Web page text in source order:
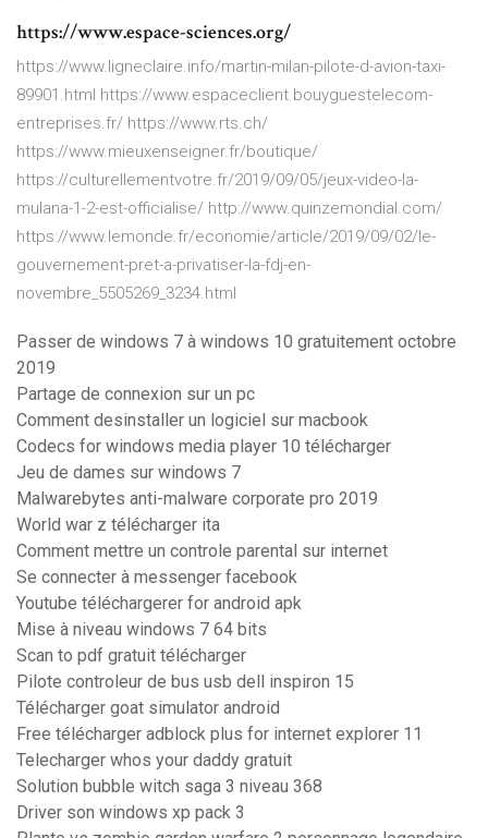
https://www.espace-sciences.org/
https://www.ligneclaire.info/martin-milan-pilote-d-avion-taxi-
89901.html https://www.espaceclient.bouyguestelecom-
entreprises.fr/ https://www.rts.ch/
https://www.mieuxenseigner.fr/boutique/
https://culturellementvotre.fr/2019/09/05/jeux-video-la-
mulana-1-2-est-officialise/ http://www.quinzemondial.com/
https://www.lemonde.fr/economie/article/2019/09/02/le-
gouvernement-pret-a-privatiser-la-fdj-en-
novembre_5505269_3234.html
Passer de windows 7 à windows 10 gratuitement octobre
2019
Partage de connexion sur un pc
Comment desinstaller un logiciel sur macbook
Codecs for windows media player 10 télécharger
Jeu de dames sur windows 7
Malwarebytes anti-malware corporate pro 2019
World war z télécharger ita
Comment mettre un controle parental sur internet
Se connecter à messenger facebook
Youtube téléchargerer for android apk
Mise à niveau windows 7 64 bits
Scan to pdf gratuit télécharger
Pilote controleur de bus usb dell inspiron 15
Télécharger goat simulator android
Free télécharger adblock plus for internet explorer 11
Telecharger whos your daddy gratuit
Solution bubble witch saga 3 niveau 368
Driver son windows xp pack 3